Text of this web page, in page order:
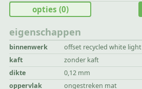
eigenschappen
binnenwerk offset recycled white light
kaft
zonder kaft
dikte
0,12 mm
oppervlak
ongestreken mat
opties (0)